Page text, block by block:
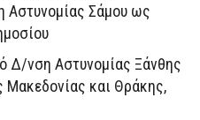
Αστυνομίας Σάμου ως
Δ/νση Αστυνομίας Ξάνθης
Μακεδονίας και Θράκης,